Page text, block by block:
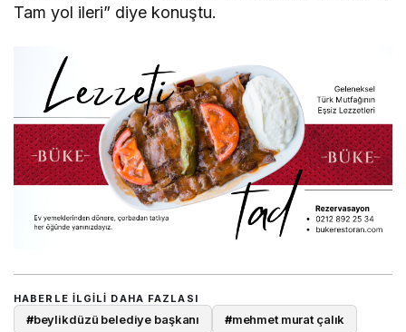
Tam yol ileri” diye konuştu.
HABERLE ILGILI DAHA FAZLASI
#beylikdüzü belediye başkanı #mehmet murat çalık